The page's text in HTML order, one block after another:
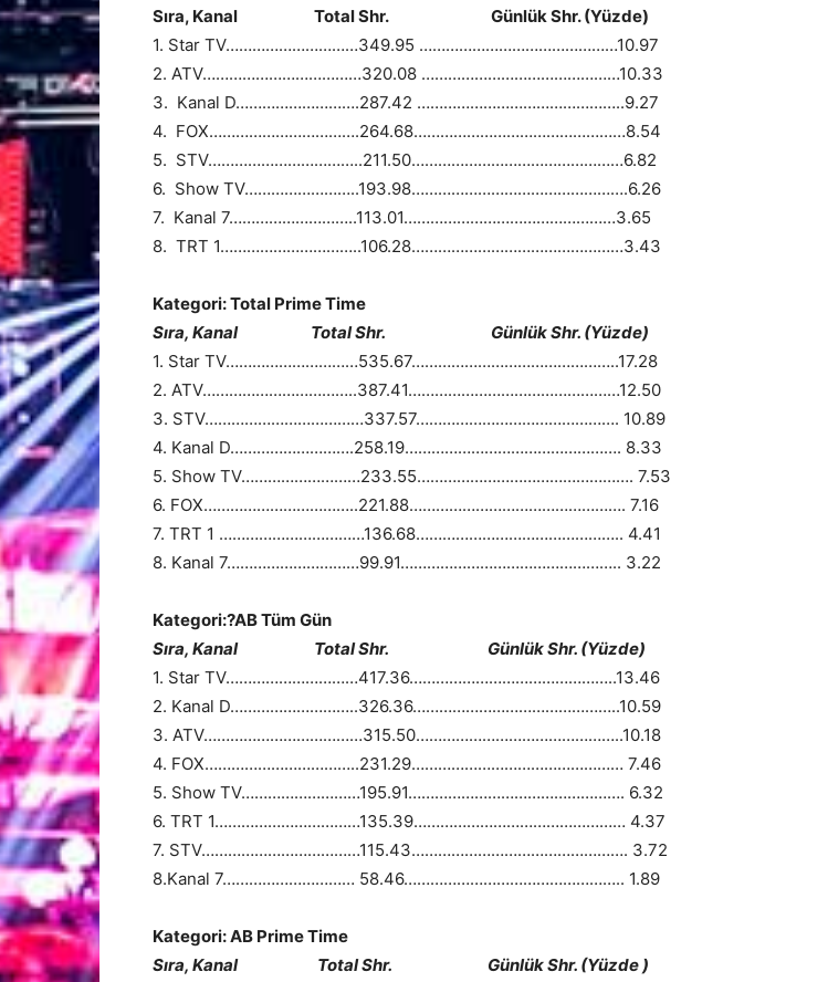
Sıra, Kanal Total Shr. Günlük Shr. (Yüzde)
1. Star TV…………………………349.95 ………………………………………10.97
2. ATV………………………………320.08 ………………………………………10.33
3. Kanal D……………………….287.42 ………………………………………..9.27
4. FOX…………………………….264.68…………………………………………8.54
5. STV……………………………..211.50…………………………………………6.82
6. Show TV……………………..193.98………………………………………….6.26
7. Kanal 7………………………..113.01…………………………………………3.65
8. TRT 1…………………………..106.28…………………………………………3.43
Kategori: Total Prime Time
Sıra, Kanal Total Shr. Günlük Shr. (Yüzde)
1. Star TV…………………………535.67………………………………………..17.28
2. ATV……………………………..387.41…………………………………………12.50
3. STV………………………………337.57………………………………………. 10.89
4. Kanal D……………………….258.19…………………………………………. 8.33
5. Show TV………………………233.55…………………………………………. 7.53
6. FOX……………………………..221.88…………………………………………. 7.16
7. TRT 1 ……………………………136.68……………………………………….. 4.41
8. Kanal 7…………………………99.91………………………………………….. 3.22
Kategori:?AB Tüm Gün
Sıra, Kanal Total Shr. Günlük Shr. (Yüzde)
1. Star TV…………………………417.36………………………………………..13.46
2. Kanal D………………………..326.36………………………………………..10.59
3. ATV………………………………315.50………………………………………..10.18
4. FOX……………………………..231.29………………………………………… 7.46
5. Show TV………………………195.91…………………………………………. 6.32
6. TRT 1……………………………135.39………………………………………… 4.37
7. STV………………………………115.43…………………………………………. 3.72
8.Kanal 7………………………… 58.46………………………………………….. 1.89
Kategori: AB Prime Time
Sıra, Kanal Total Shr. Günlük Shr. (Yüzde )